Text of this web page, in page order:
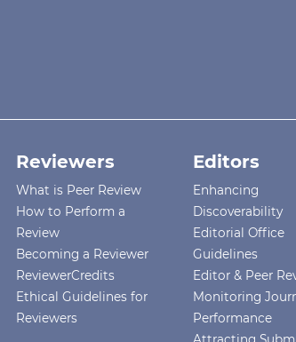
Reviewers
What is Peer Review
How to Perform a
Review
Becoming a Reviewer
ReviewerCredits
Ethical Guidelines for
Reviewers
Editors
Enhancing
Discoverability
Editorial Office
Guidelines
Editor & Peer
Monitoring
Performance